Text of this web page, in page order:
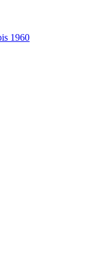
1960